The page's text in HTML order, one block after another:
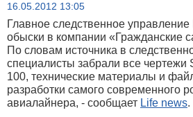
16.05.2012 13:05
Главное следственное
обыски в компании «Гражданские
По словам источника в
специалисты забрали все чертежи
100, технические материалы и
разработки самого современного
авиалайнера, - сообщает Life news.